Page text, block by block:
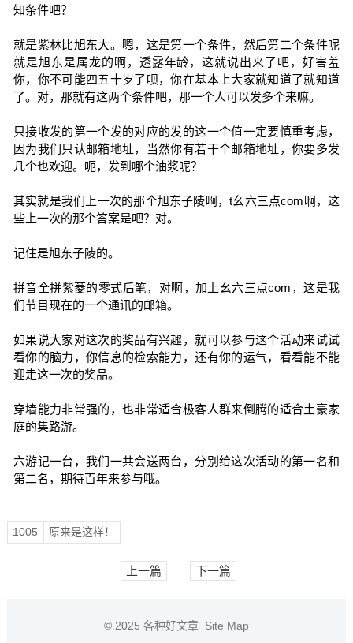
知条件吧？
就是紫林比旭东大。嗯，这是第一个条件，然后第二个条件呢
就是旭东是属龙的啊，透露年龄，这就说出来了吧，好害羞
你，你不可能四五十岁了呗，你在基本上大家就知道了就知道
了。对，那就有这两个条件吧，那一个人可以发多个来嘛。
只接收发的第一个发的对应的发的这一个值一定要慎重考虑，
因为我们只认邮箱地址，当然你有若干个邮箱地址，你要多发
几个也欢迎。呃，发到哪个油浆呢？
其实就是我们上一次的那个旭东子陵啊，t幺六三点com啊，这
些上一次的那个答案是吧？对。
记住是旭东子陵的。
拼音全拼紫菱的零式后笔，对啊，加上幺六三点com，这是我
们节目现在的一个通讯的邮箱。
如果说大家对这次的奖品有兴趣，就可以参与这个活动来试试
看你的脑力，你信息的检索能力，还有你的运气，看看能不能
迎走这一次的奖品。
穿墙能力非常强的，也非常适合极客人群来倒腾的适合土豪家
庭的集路游。
六游记一台，我们一共会送两台，分别给这次活动的第一名和
第二名，期待百年来参与哦。
1005 原来是这样！
上一篇 下一篇
© 2025 各种好文章 Site Map